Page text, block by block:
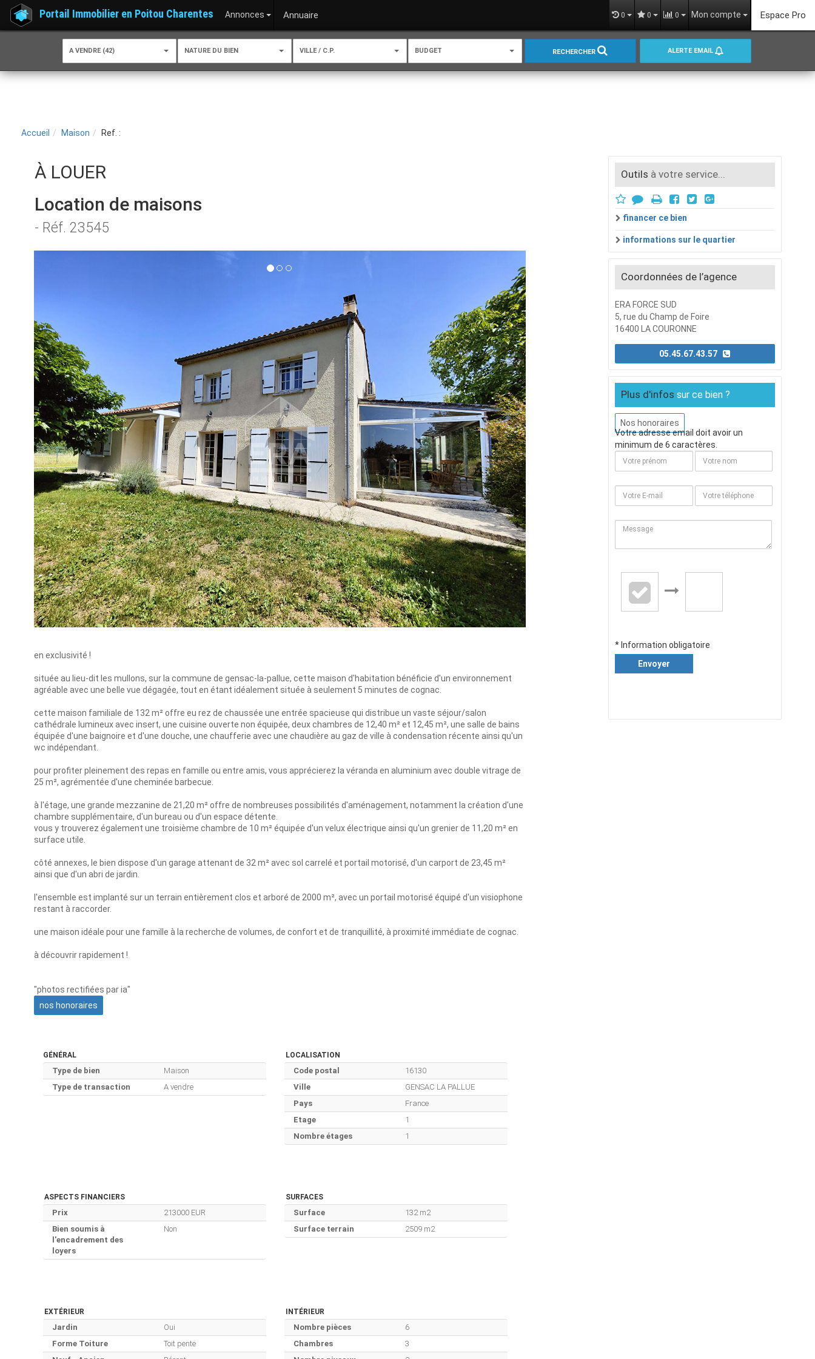
Portail Immobilier en Poitou Charentes Annonces Annuaire 0 0 0 Mon compte Espace Pro
A VENDRE (42) NATURE DU BIEN VILLE / C.P. BUDGET RECHERCHER ALERTE EMAIL
Accueil Maison Ref. :
À LOUER
Location de maisons
- Réf. 23545
en exclusivité !
située au lieu-dit les mullons, sur la commune de gensac-la-pallue, cette maison d'habitation bénéficie d'un environnement
agréable avec une belle vue dégagée, tout en étant idéalement située à seulement 5 minutes de cognac.
cette maison familiale de 132 m² offre eu rez de chaussée une entrée spacieuse qui distribue un vaste séjour/salon
cathédrale lumineux avec insert, une cuisine ouverte non équipée, deux chambres de 12,40 m² et 12,45 m², une salle de bains
équipée d'une baignoire et d'une douche, une chaufferie avec une chaudière au gaz de ville à condensation récente ainsi qu'un
wc indépendant.
pour profiter pleinement des repas en famille ou entre amis, vous apprécierez la véranda en aluminium avec double vitrage de
25 m², agrémentée d'une cheminée barbecue.
à l'étage, une grande mezzanine de 21,20 m² offre de nombreuses possibilités d'aménagement, notamment la création d'une
chambre supplémentaire, d'un bureau ou d'un espace détente.
vous y trouverez également une troisième chambre de 10 m² équipée d'un velux électrique ainsi qu'un grenier de 11,20 m² en
surface utile.
côté annexes, le bien dispose d'un garage attenant de 32 m² avec sol carrelé et portail motorisé, d'un carport de 23,45 m²
ainsi que d'un abri de jardin.
l'ensemble est implanté sur un terrain entièrement clos et arboré de 2000 m², avec un portail motorisé équipé d'un visiophone
restant à raccorder.
une maison idéale pour une famille à la recherche de volumes, de confort et de tranquillité, à proximité immédiate de cognac.
à découvrir rapidement !
"photos rectifiées par ia"
nos honoraires
GÉNÉRAL
Type de bien
Maison
Type de transaction
A vendre
LOCALISATION
Code postal
16130
Ville
GENSAC LA PALLUE
Pays
France
Etage
1
Nombre étages
1
ASPECTS FINANCIERS
Prix
213000 EUR
Bien soumis à
l'encadrement des
loyers
Non
SURFACES
Surface
132 m2
Surface terrain
2509 m2
EXTÉRIEUR
Jardin
Oui
Forme Toiture
Toit pente
INTÉRIEUR
Nombre pièces
6
Chambres
3
Outils à votre service...
financer ce bien
informations sur le quartier
Coordonnées de l’agence
ERA FORCE SUD
5, rue du Champ de Foire
16400 LA COURONNE
05.45.67.43.57
Plus d'infos sur ce bien ?
Nos honoraires
Votre adresse email doit avoir un
minimum de 6 caractères.
* Information obligatoire
Envoyer